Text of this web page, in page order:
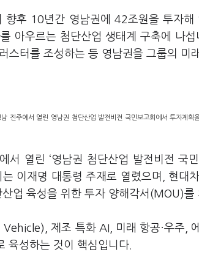
향후 10년간 영남권에 42조원을 투자해
아우르는 첨단산업 생태계 구축에 나
스터를 조성하는 등 영남권을 그룹의 미
진주에서 열린 영남권 첨단산업 발전비전 국민보고회에서 투자계획
서 열린 ‘영남권 첨단산업 발전비전 국
이재명 대통령 주재로 열렸으며, 현대
업 육성을 위한 투자 양해각서(MOU)를
제조 특화 AI, 미래 항공·우주,
육성하는 것이 핵심입니다.